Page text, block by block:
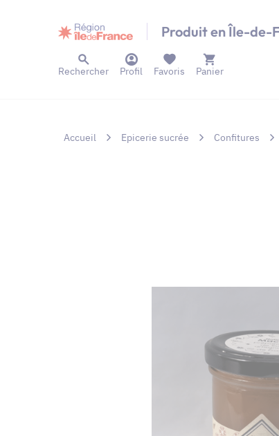
Produit en Île-de-
Rechercher Profil Panier
Favoris
Accueil Epicerie sucrée Confitures